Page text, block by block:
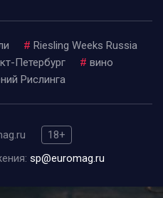
# Riesling Weeks Russia
Петербург # вино
Рислинга
18+
sp@euromag.ru